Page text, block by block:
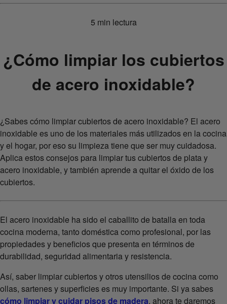
5 min lectura
¿Cómo limpiar los cubiertos
de acero inoxidable?
¿Sabes cómo limpiar cubiertos de acero inoxidable? El acero
inoxidable es uno de los materiales más utilizados en la cocina
y el hogar, por eso su limpieza tiene que ser muy cuidadosa.
Aplica estos consejos para limpiar tus cubiertos de plata y
acero inoxidable, y también aprende a quitar el óxido de los
cubiertos.
El acero inoxidable ha sido el caballito de batalla en toda
cocina moderna, tanto doméstica como profesional, por las
propiedades y beneficios que presenta en términos de
durabilidad, seguridad alimentaria y resistencia.
Así, saber limpiar cubiertos y otros utensilios de cocina como
ollas, sartenes y superficies es muy importante. Si ya sabes
cómo limpiar y cuidar pisos de madera, ahora te daremos